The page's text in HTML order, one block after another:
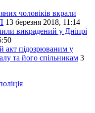
чоловіків вкрали
13 березня 2018, 11:14
викрадений у Дніпрі
акт підозрюваним у
та його спільникам 3